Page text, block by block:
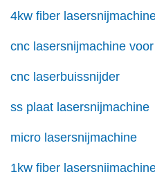
4kw fiber
cnc lasersnijmachine
cnc laserbuissnijder
ss plaat lasersnijmachine
micro lasersnijmachine
1kw fiber